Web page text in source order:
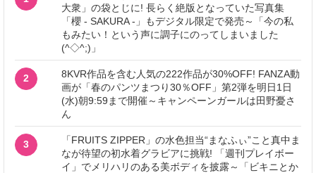
大衆」の袋とじに! 長らく絶版となっていた写真集
「櫻 - SAKURA -」もデジタル限定で発売～「今の私
もみたい！という声に調子にのってしまいました
(^◇^;)」
2
8KVR作品を含む人気の222作品が30%OFF! FANZA動
画が「春のパンツまつり30％OFF」第2弾を明日1日
(水)朝9:59まで開催～キャンペーンガールは田野憂さ
ん
3
「FRUITS ZIPPER」の水色担当“まなふぃ”こと真中ま
なが待望の初水着グラビアに挑戦! 「週刊プレイボー
イ」でメリハリのある美ボディを披露～「ビキニとか